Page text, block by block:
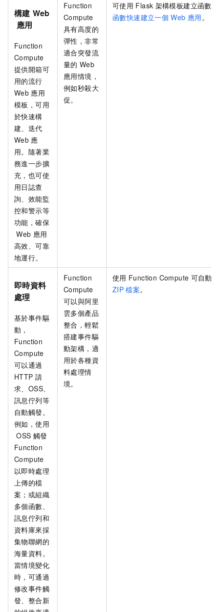
構建 Web
應用
Function
Compute
提供開箱可
用的流行
Web 應用
模板，可用
於快速構
建、迭代
Web 應
用。隨著業
務進一步擴
充，也可使
用日誌查
詢、效能監
控和警示等
功能，確保
Web 應用
高效、可靠
地運行。
Function
Compute
具有高度的
彈性，非常
適合突發流
量的 Web
應用情境，
例如秒殺大
促。
可使用 Flask 架構模板建立函數
函數快速建立一個 Web 應用。
即時資料
處理
基於事件驅
動，
Function
Compute
可以通過
HTTP 請
求、OSS、
訊息佇列等
自動觸發。
例如，使用
OSS 觸發
Function
Compute
以即時處理
上傳的檔
案；或組織
多個函數、
訊息佇列和
資料庫來採
集物聯網的
海量資料。
當情境變化
時，可通過
修改事件觸
發、整合新
Function
Compute
可以與阿里
雲多個產品
整合，輕鬆
搭建事件驅
動架構，適
用於各種資
料處理情
境。
使用 Function Compute 可自動
ZIP 檔案。